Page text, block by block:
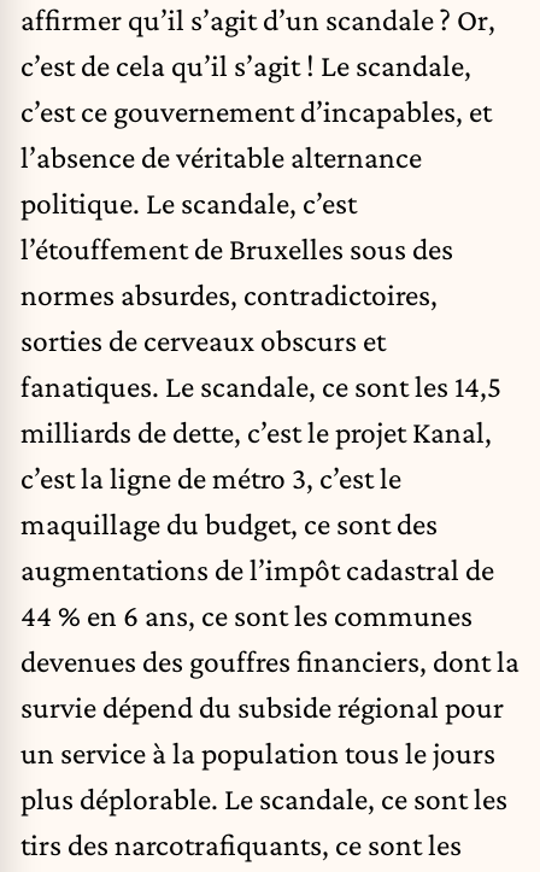
affirmer qu’il s’agit d’un scandale ? Or,
c’est de cela qu’il s’agit ! Le scandale,
c’est ce gouvernement d’incapables, et
l’absence de véritable alternance
politique. Le scandale, c’est
l’étouffement de Bruxelles sous des
normes absurdes, contradictoires,
sorties de cerveaux obscurs et
fanatiques. Le scandale, ce sont les 14,5
milliards de dette, c’est le projet Kanal,
c’est la ligne de métro 3, c’est le
maquillage du budget, ce sont des
augmentations de l’impôt cadastral de
44 % en 6 ans, ce sont les communes
devenues des gouffres financiers, dont la
survie dépend du subside régional pour
un service à la population tous le jours
plus déplorable. Le scandale, ce sont les
tirs des narcotrafiquants, ce sont les